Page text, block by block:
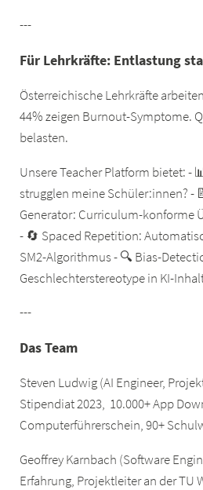
---
Für Lehrkräfte: Entlastung
Österreichische Lehrkräfte
44% zeigen Burnout-Symptome.
belasten.
Unsere Teacher Platform bietet: -
strugglen meine Schüler:innen? -
Generator: Curriculum-konforme
- 🔄 Spaced Repetition:
SM2-Algorithmus - 🔍 Bias-
Geschlechterstereotype in KI-
---
Das Team
Steven Ludwig (AI Engineer,
Stipendiat 2023, 10.000+ App
Computerführerschein, 90+
Geoffrey Karnbach (Software
Erfahrung, Projektleiter an der TU